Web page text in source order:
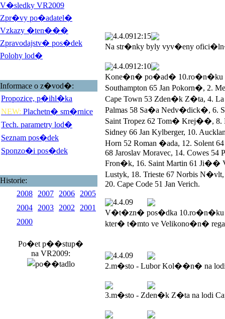
V�sledky VR2009
Zpr�vy po�adatel�
Vzkazy �ten���
Zpravodajstv� pos�dek
Polohy lod�
Informace o z�vod�:
Propozice, p�ihl�ka
NEW: Plachetn� sm�rnice
Tech. parametry lod�
Seznam pos�dek
Sponzo�i pos�dek
Historie:
2008
2007 2006
2005
2004
2003 2002
2001
2000
Po�et p��stup�
na VR2009:
4.4.0912:15
Na str�nky byly vyv�eny
4.4.0912:10
Kone�n� po�ad� 10.ro�n�ku
Southampton 65 Jan Pokorn�,
Cape Town 53 Zden�k Z�ta, 4.
Palmas 58 Sa�a Nedv�dick�, 6.
Saint Tropez 62 Tom� Krej��, 8.
Sidney 66 Jan Kylberger, 10.
Horn 52 Roman �ada, 12. Solent
68 Jaroslav Moravec, 14. Cowes 54
Fron�k, 16. Saint Martin 61 Ji��
Lustyk, 18. Trieste 67 Norbis
20. Cape Code 51 Jan Verich.
4.4.09
V�t�zn� pos�dka 10.ro�n�ku
kter� t�mto ve Velikono�n�
4.4.09
2.m�sto - Lubor Kol��n� na
3.m�sto - Zden�k Z�ta na lodi